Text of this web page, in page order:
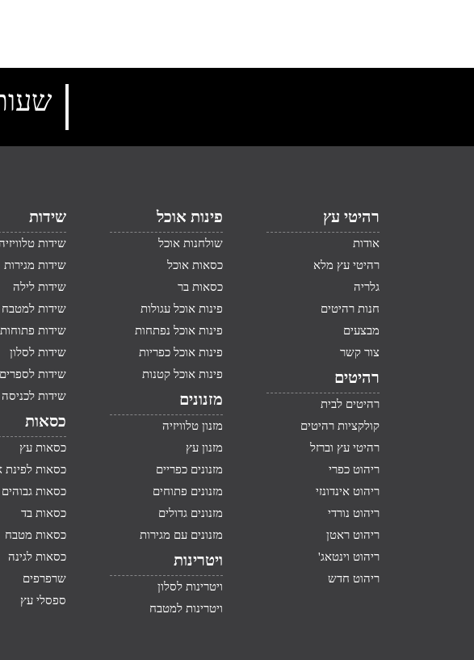
רהיטי עץ
אודות
רהיטי עץ מלא
גלריה
חנות רהיטים
מבצעים
צור קשר
רהיטים
רהיטים לבית
קולקציות רהיטים
רהיטי עץ וברזל
ריהוט כפרי
ריהוט אינדונזי
ריהוט נורדי
ריהוט ראטן
ריהוט וינטאג'
ריהוט חדש
פינות אוכל
שולחנות אוכל
כסאות אוכל
כסאות בר
פינות אוכל עגולות
פינות אוכל נפתחות
פינות אוכל כפריות
פינות אוכל קטנות
מזנונים
מזנון טלוויזיה
מזנון עץ
מזנונים כפריים
מזנונים פתוחים
מזנונים גדולים
מזנונים עם מגירות
ויטרינות
ויטרינות לסלון
ויטרינות למטבח
שידות
שידות
שידות מגירות
שידות לילה
שידות למטבח
שידות פתוחות
שידות לסלון
שידות לספרים
שידות לכניסה
כסאות
כסאות עץ
כסאות לפינת
כסאות גבוהים
כסאות בד
כסאות מטבח
כסאות לגינה
שרפרפים
ספסלי עץ